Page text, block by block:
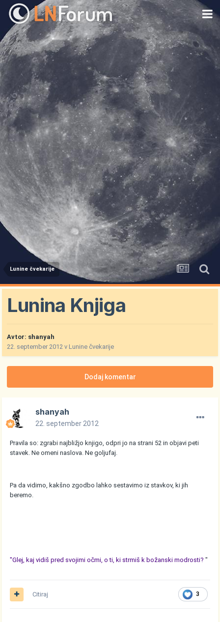
Lunine čvekarije
Lunina Knjiga
Avtor: shanyah
22. september 2012 vLunine čvekarije
Dodaj komentar
shanyah
22. september 2012
Pravila so: zgrabi najbližjo knjigo, odpri jo na strani 52 in objavi peti
stavek. Ne omeni naslova. Ne goljufaj.
Pa da vidimo, kakšno zgodbo lahko sestavimo iz stavkov, ki jih
beremo.
"Glej, kaj vidiš pred svojimi očmi, o ti, ki strmiš k božanski modrosti? "
3
Citiraj